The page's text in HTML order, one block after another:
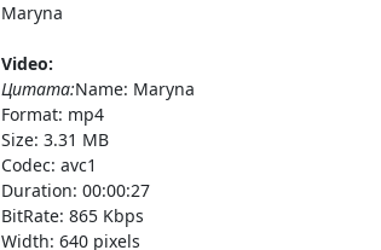
Maryna
Video:
Цитата:Name: Maryna
Format: mp4
Size: 3.31 MB
Codec: avc1
Duration: 00:00:27
BitRate: 865 Kbps
Width: 640 pixels